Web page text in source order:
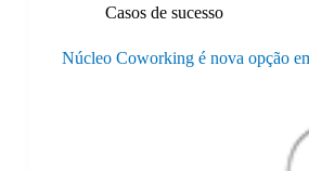
Casos de sucesso
Núcleo Coworking é nova opção